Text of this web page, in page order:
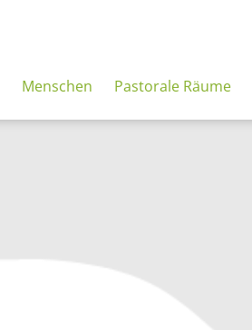
Menschen Pastorale Räume